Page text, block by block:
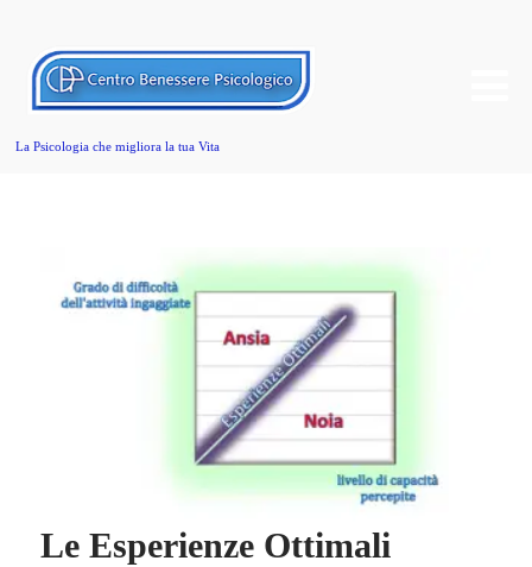
La Psicologia che migliora la tua Vita
Le Esperienze Ottimali